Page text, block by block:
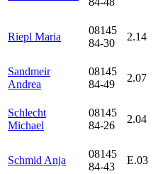
Riepl Maria
08145
84-30
2.14
Sandmeir
Andrea
08145
84-49
2.07
Schlecht
Michael
08145
84-26
2.04
Schmid Anja
08145
84-43
E.03